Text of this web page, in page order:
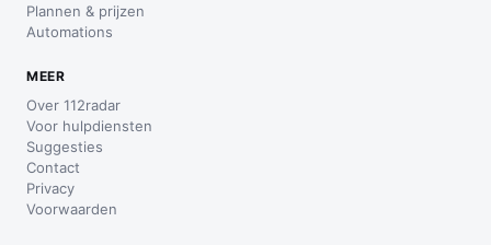
Plannen & prijzen
Automations
MEER
Over 112radar
Voor hulpdiensten
Suggesties
Contact
Privacy
Voorwaarden